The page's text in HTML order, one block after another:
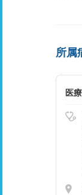
所属
医